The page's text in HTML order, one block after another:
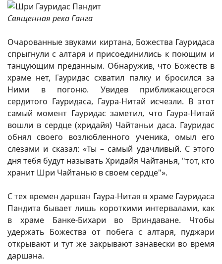
Священная река Ганга
Очарованные звуками киртана, Божества Гауридаса
спрыгнули с алтаря и присоединились к поющим и
танцующим преданным. Обнаружив, что Божеств в
храме нет, Гауридас схватил палку и бросился за
Ними в погоню. Увидев приближающегося
сердитого Гауридаса, Гаура-Нитай исчезли. В этот
самый момент Гауридас заметил, что Гаура-Нитай
вошли в сердце (хридайя) Чайтаньи даса. Гауридас
обнял своего возлюбленного ученика, омыл его
слезами и сказал: «Ты – самый удачливый. С этого
дня тебя будут называть Хридайя Чайтанья, "тот, кто
хранит Шри Чайтанью в своем сердце"».
С тех времен даршан Гаура-Нитая в храме Гауридаса
Пандита бывает лишь короткими интервалами, как
в храме Банке-Бихари во Вриндаване. Чтобы
удержать Божества от побега с алтаря, пуджари
открывают и тут же закрывают занавески во время
даршана.